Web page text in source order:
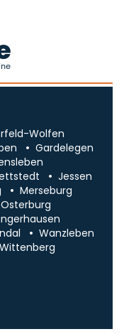
Wolfen
Gardelegen
Jessen
Merseburg
Osterburg
Wanzleben
Wittenberg